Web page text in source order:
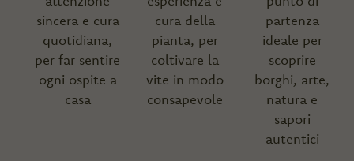
sincera e cura
quotidiana,
per far sentire
ogni ospite a
casa
cura della
pianta, per
coltivare la
vite in modo
consapevole
partenza
ideale per
scoprire
borghi, arte,
natura e
sapori
autentici